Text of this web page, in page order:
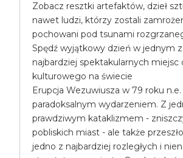
Zobacz resztki artefaktów, dzieł
nawet ludzi, którzy zostali
pochowani pod tsunami
Spędź wyjątkowy dzień w jednym
najbardziej spektakularnych miejsc
kulturowego na świecie
Erupcja Wezuwiusza w 79 roku n.e.
paradoksalnym wydarzeniem. Z
prawdziwym kataklizmem -
pobliskich miast - ale także
jedno z najbardziej rozległych i